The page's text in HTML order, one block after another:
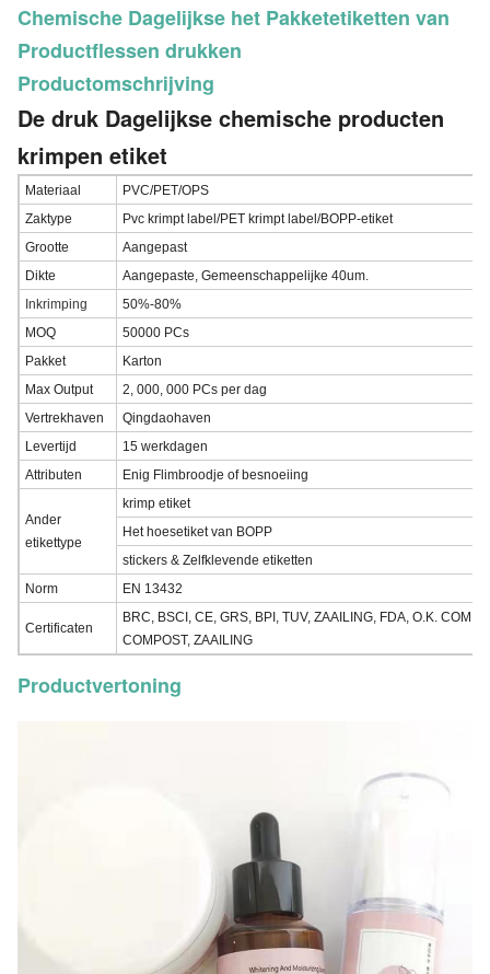
Chemische Dagelijkse het Pakketetiketten van
Productflessen drukken
Productomschrijving
De druk Dagelijkse chemische producten
krimpen etiket
Materiaal
PVC/PET/OPS
Zaktype
Pvc krimpt label/PET krimpt label/BOPP-etiket
Grootte
Aangepast
Dikte
Aangepaste, Gemeenschappelijke 40um.
Inkrimping
50%-80%
MOQ
50000 PCs
Pakket
Karton
Max Output
2, 000, 000 PCs per dag
Vertrekhaven
Qingdaohaven
Levertijd
15 werkdagen
Attributen
Enig Flimbroodje of besnoeiing
Ander
etikettype
krimp etiket
Het hoesetiket van BOPP
stickers & Zelfklevende etiketten
Norm
EN 13432
Certificaten
BRC, BSCI, CE, GRS, BPI, TUV, ZAAILING, FDA, O.K.
COMPOST, ZAAILING
Productvertoning